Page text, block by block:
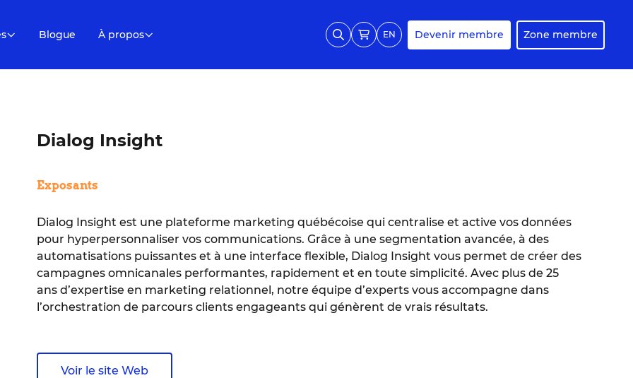
Blogue À propos EN Devenir membre Zone membre
Dialog Insight
Exposants
Dialog Insight est une plateforme marketing québécoise qui centralise et active vos données
pour hyperpersonnaliser vos communications. Grâce à une segmentation avancée, à des
automatisations puissantes et à une interface flexible, Dialog Insight vous permet de créer des
campagnes omnicanales performantes, rapidement et en toute simplicité. Avec plus de 25
ans d’expertise en marketing relationnel, notre équipe d’experts vous accompagne dans
l’orchestration de parcours clients engageants qui génèrent de vrais résultats.
Voir le site Web